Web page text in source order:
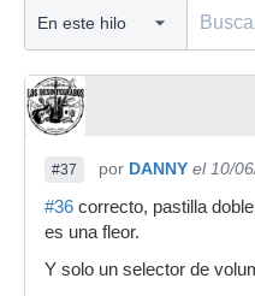
#37 por DANNY el 10/
#36 correcto, pastilla
es una fleor.
Y solo un selector de